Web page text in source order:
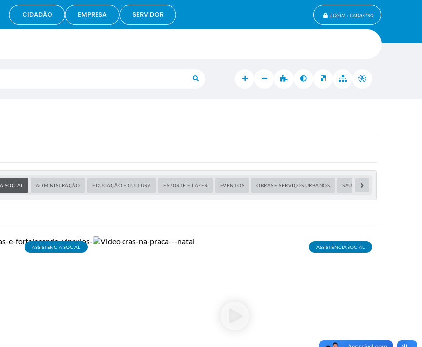
LOGIN / CADASTRO
CIDADÃO EMPRESA SERVIDOR
SOCIAL ADMINISTRAÇÃO EDUCAÇÃO E CULTURA ESPORTE E LAZER EVENTOS OBRAS E SERVIÇOS URBANOS SAÚDE
ASSISTÊNCIA SOCIAL ASSISTÊNCIA SOCIAL